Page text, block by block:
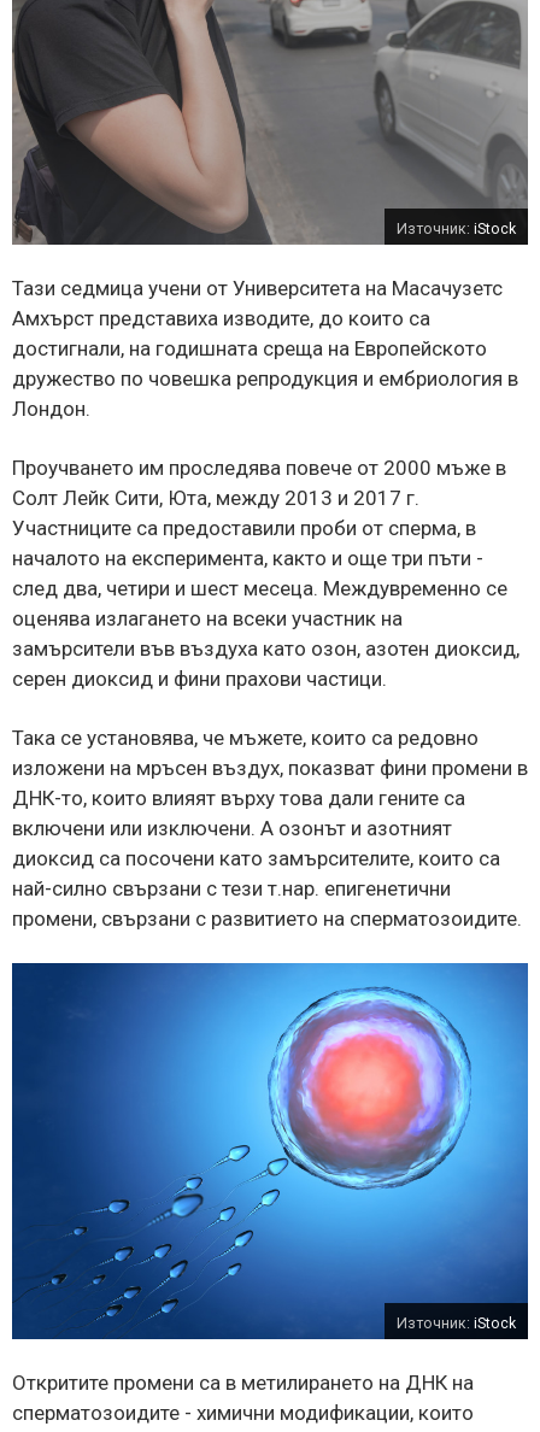
Източник: iStock
Тази седмица учени от Университета на Масачузетс
Амхърст представиха изводите, до които са
достигнали, на годишната среща на Европейското
дружество по човешка репродукция и ембриология в
Лондон.
Проучването им проследява повече от 2000 мъже в
Солт Лейк Сити, Юта, между 2013 и 2017 г.
Участниците са предоставили проби от сперма, в
началото на експеримента, както и още три пъти -
след два, четири и шест месеца. Междувременно се
оценява излагането на всеки участник на
замърсители във въздуха като озон, азотен диоксид,
серен диоксид и фини прахови частици.
Така се установява, че мъжете, които са редовно
изложени на мръсен въздух, показват фини промени в
ДНК-то, които влияят върху това дали гените са
включени или изключени. А озонът и азотният
диоксид са посочени като замърсителите, които са
най-силно свързани с тези т.нар. епигенетични
промени, свързани с развитието на сперматозоидите.
Източник: iStock
Откритите промени са в метилирането на ДНК на
сперматозоидите - химични модификации, които